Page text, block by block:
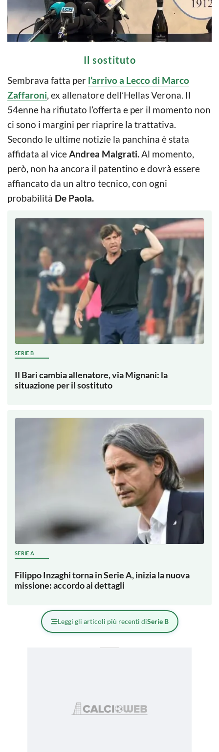
Il sostituto
Sembrava fatta per l’arrivo a Lecco di Marco
Zaffaroni, ex allenatore dell’Hellas Verona. Il
54enne ha rifiutato l’offerta e per il momento non
ci sono i margini per riaprire la trattativa.
Secondo le ultime notizie la panchina è stata
affidata al viceAndrea Malgrati.Al momento,
però, non ha ancora il patentino e dovrà essere
affiancato da un altro tecnico, con ogni
probabilità De Paola.
SERIE B
Il Bari cambia allenatore, via Mignani: la
situazione per il sostituto
SERIE A
Filippo Inzaghi torna in Serie A, inizia la nuova
missione: accordo ai dettagli
Leggi gli articoli più recenti diSerie B